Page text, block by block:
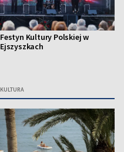
Festyn Kultury Polskiej w
Ejszyszkach
KULTURA